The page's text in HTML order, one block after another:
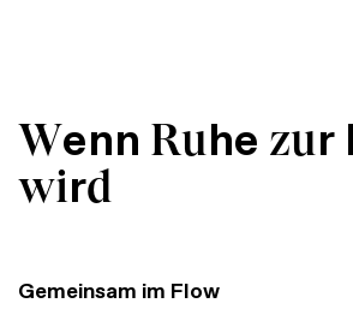
Wenn Ruhe zur
wird
Gemeinsam im Flow